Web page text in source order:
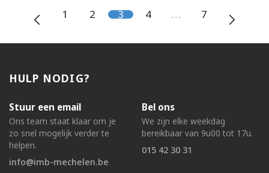
1 2 3 4 … 7
HULP NODIG?
Stuur een email
Ons team staat klaar om je
zo snel mogelijk verder te
helpen.
info@imb-mechelen.be
Bel ons
We zijn elke weekdag
bereikbaar van 9u00 tot 17u.
015 42 30 31